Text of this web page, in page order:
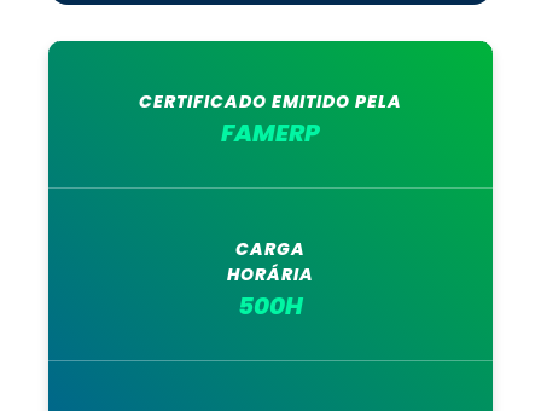
CERTIFICADO EMITIDO PELA
FAMERP
CARGA
HORÁRIA
500H